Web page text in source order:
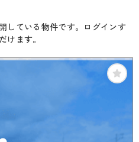
している物件です。ログインす
けます。